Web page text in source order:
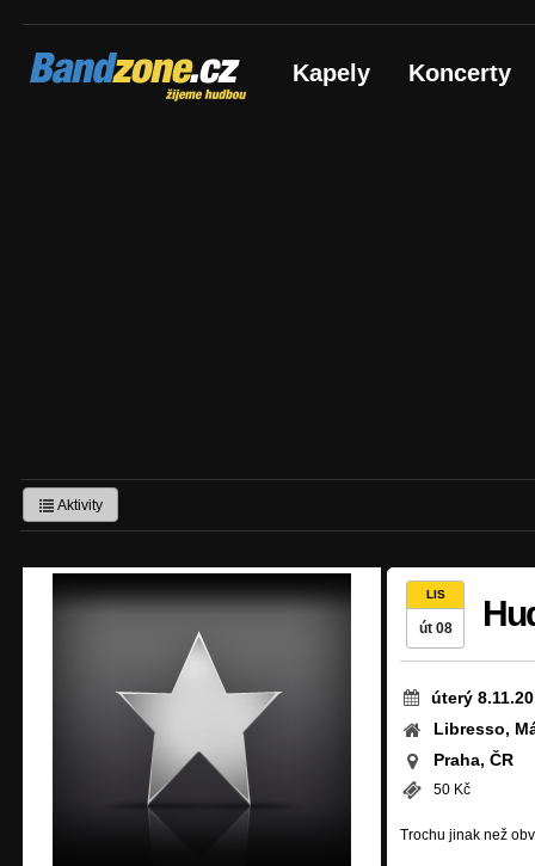
Bandzone.cz
žijeme hudbou Kapely Koncerty
Aktivity
LIS
út 08
úterý
Libresso,
Praha, ČR
50 Kč
Trochu jinak než